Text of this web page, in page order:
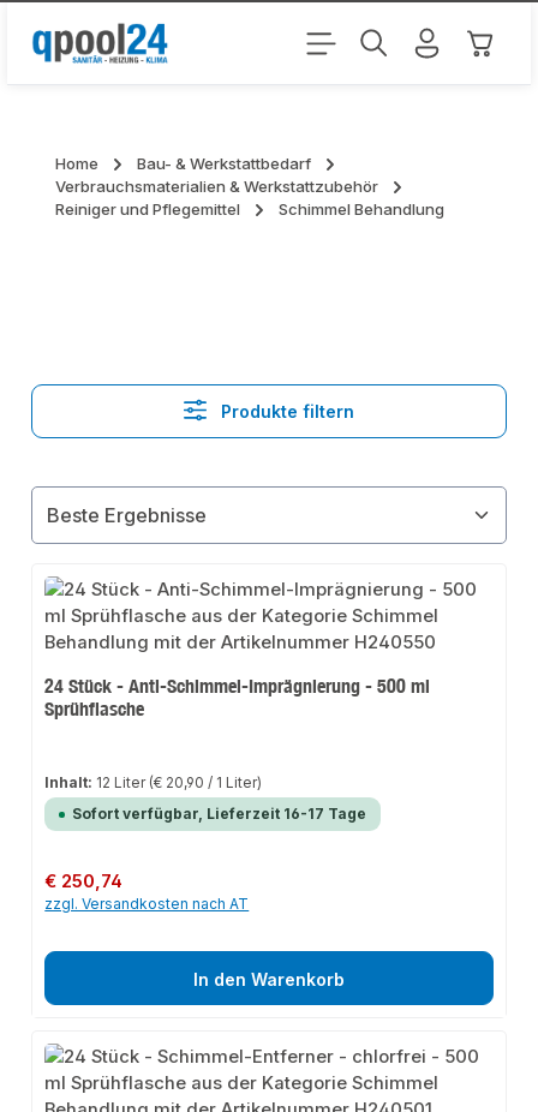
Zum Hauptinhalt springen
Home
Bau- & Werkstattbedarf
Verbrauchsmaterialien & Werkstattzubehör
Reiniger und Pflegemittel
Schimmel Behandlung
Produkte filtern
24 Stück - Anti-Schimmel-Imprägnierung - 500 ml
Sprühflasche
Inhalt: 12 Liter (€ 20,90 / 1 Liter)
Sofort verfügbar, Lieferzeit 16-17 Tage
Regulärer Preis:
€ 250,74
zzgl. Versandkosten nach AT
In den Warenkorb